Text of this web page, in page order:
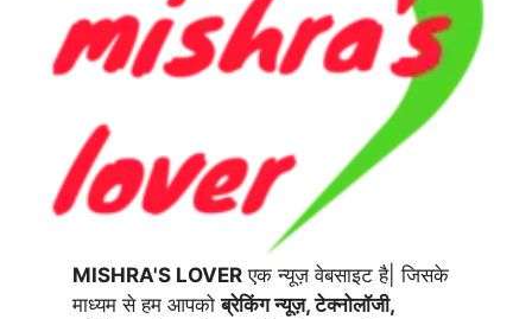
MISHRA'S LOVER एक न्यूज़ वेबसाइट है| जिसके
माध्यम से हम आपकोब्रेकिंग न्यूज़, टेक्नोलॉजी,